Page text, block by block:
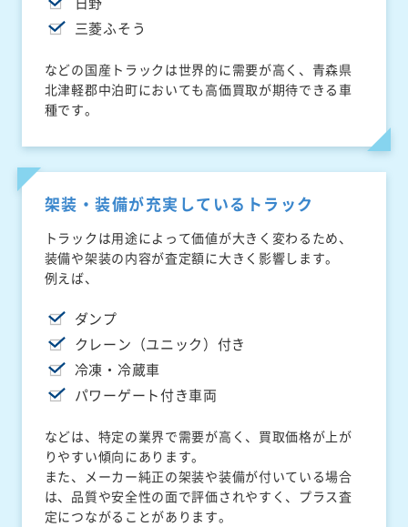
三菱ふそう
などの国産トラックは世界的に需要が高く、青森県
北津軽郡中泊町においても高価買取が期待できる車
種です。
架装・装備が充実しているトラック
トラックは用途によって価値が大きく変わるため、
装備や架装の内容が査定額に大きく影響します。
例えば、
ダンプ
クレーン（ユニック）付き
冷凍・冷蔵車
パワーゲート付き車両
などは、特定の業界で需要が高く、買取価格が上が
りやすい傾向にあります。
また、メーカー純正の架装や装備が付いている場合
は、品質や安全性の面で評価されやすく、プラス査
定につながることがあります。